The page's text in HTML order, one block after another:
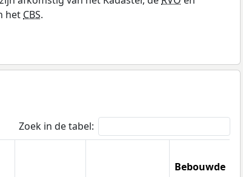
het CBS.
Zoek in de tabel:
Bebouwde